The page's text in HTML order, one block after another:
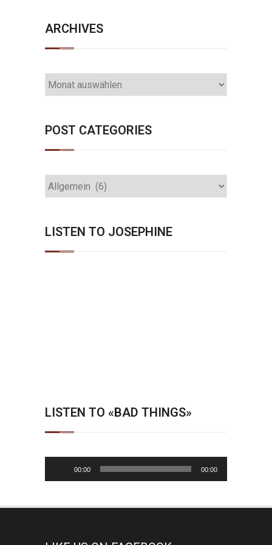
ARCHIVES
ARCHIVES
POST CATEGORIES
POST
CATEGORIES
LISTEN TO JOSEPHINE
LISTEN TO «BAD THINGS»
00:00 00:00